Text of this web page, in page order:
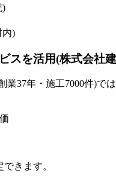
)
内)
スを活用(株式会社
業37年・施工7000件)で
きます。